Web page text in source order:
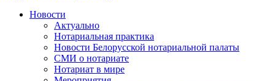
Новости
Актуально
Нотариальная практика
Новости Белорусской нотариальной палаты
СМИ о нотариате
Нотариат в мире